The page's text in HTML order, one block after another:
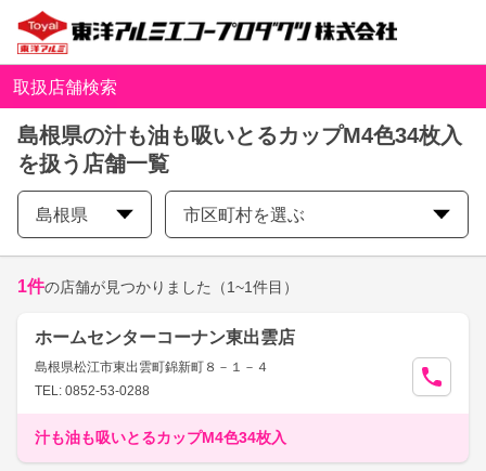
取扱店舗検索
島根県の汁も油も吸いとるカップM4色34枚入
を扱う店舗一覧
島根県 市区町村を選ぶ
1件の店舗が見つかりました （1~1件目）
ホームセンターコーナン東出雲店
島根県松江市東出雲町錦新町８－１－４
TEL: 0852-53-0288
汁も油も吸いとるカップM4色34枚入